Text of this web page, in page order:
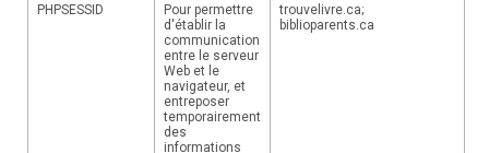
PHPSESSID
Pour permettre
d'établir la
communication
entre le serveur
Web et le
navigateur, et
entreposer
temporairement
des
informations
trouvelivre.ca;
biblioparents.ca